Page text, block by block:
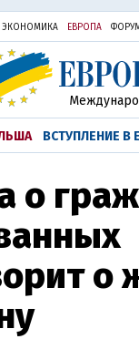
ЭКОНОМИКА ЕВРОПА
ВСТУПЛЕНИЕ В
о
о